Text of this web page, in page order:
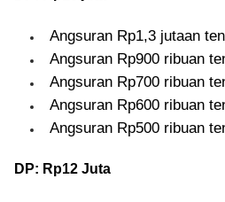
Angsuran Rp1,3 jutaan
Angsuran Rp900 ribuan
Angsuran Rp700 ribuan
Angsuran Rp600 ribuan
Angsuran Rp500 ribuan
DP: Rp12 Juta